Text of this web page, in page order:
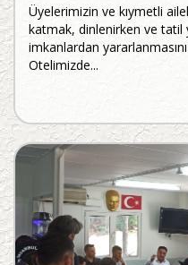
Üyelerimizin ve kıymetli
katmak, dinlenirken ve
imkanlardan
Otelimizde...